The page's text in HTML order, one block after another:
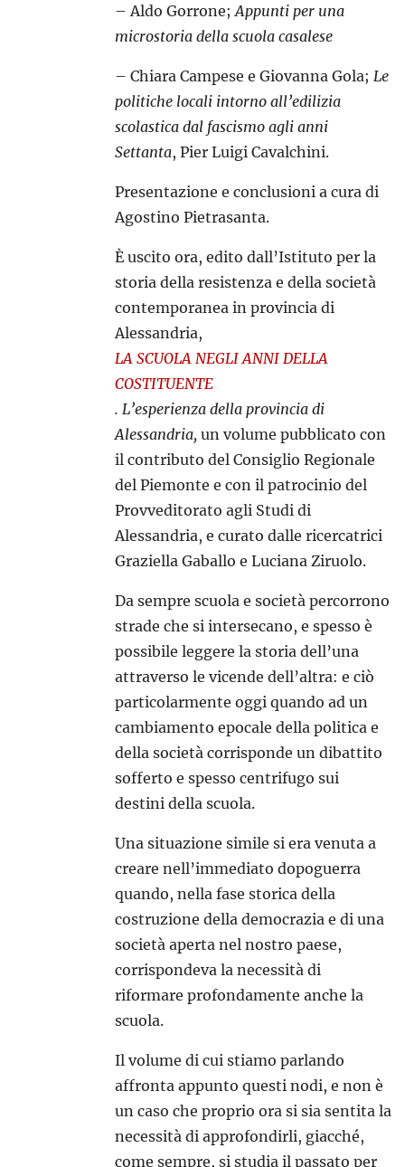
– Aldo Gorrone;Appunti per una
microstoria della scuola casalese
– Chiara Campese e Giovanna Gola; Le
politiche locali intorno all’edilizia
scolastica dal fascismo agli anni
Settanta, Pier Luigi Cavalchini.
Presentazione e conclusioni a cura di
Agostino Pietrasanta.
È uscito ora, edito dall’Istituto per la
storia della resistenza e della società
contemporanea in provincia di
Alessandria,
LA SCUOLA NEGLI ANNI DELLA
COSTITUENTE
. L’esperienza della provincia di
Alessandria, un volume pubblicato con
il contributo del Consiglio Regionale
del Piemonte e con il patrocinio del
Provveditorato agli Studi di
Alessandria, e curato dalle ricercatrici
Graziella Gaballo e Luciana Ziruolo.
Da sempre scuola e società percorrono
strade che si intersecano, e spesso è
possibile leggere la storia dell’una
attraverso le vicende dell’altra: e ciò
particolarmente oggi quando ad un
cambiamento epocale della politica e
della società corrisponde un dibattito
sofferto e spesso centrifugo sui
destini della scuola.
Una situazione simile si era venuta a
creare nell’immediato dopoguerra
quando, nella fase storica della
costruzione della democrazia e di una
società aperta nel nostro paese,
corrispondeva la necessità di
riformare profondamente anche la
scuola.
Il volume di cui stiamo parlando
affronta appunto questi nodi, e non è
un caso che proprio ora si sia sentita la
necessità di approfondirli, giacché,
come sempre, si studia il passato per